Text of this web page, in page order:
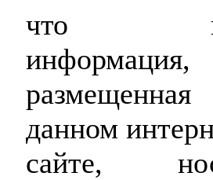
что
информация,
данном
сайте,